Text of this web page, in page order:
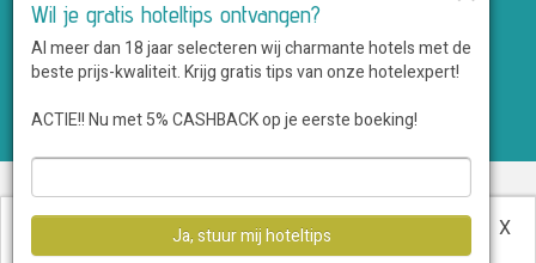
Martin's Hotels
Romantik Hotels
Saillant Hotels
WestCord Hotels
Over ons•Sitemap•Disclaimer•Voordelen•Privacy
•Voorwaarden•Veelgestelde vragen•Klantenservice•Hotel
aanmelden
Wil je gratis hoteltips ontvangen?
Al meer dan 18 jaar selecteren wij charmante hotels met de
beste prijs-kwaliteit. Krijg gratis tips van onze hotelexpert!
ACTIE!! Nu met 5% CASHBACK op je eerste boeking!
Ja, stuur mij hoteltips X
Deze website maakt gebruik van cookies.
informatie.